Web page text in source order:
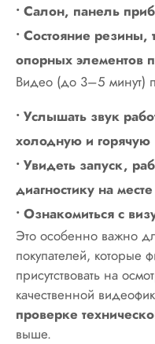
• Салон, панель
• Состояние
опорных элементов
Видео (до 3–5 минут)
• Услышать звук
холодную и горячую
• Увидеть запуск,
диагностику на месте
• Ознакомиться с
Это особенно важно
покупателей, которые
присутствовать на
качественной
проверке
выше.